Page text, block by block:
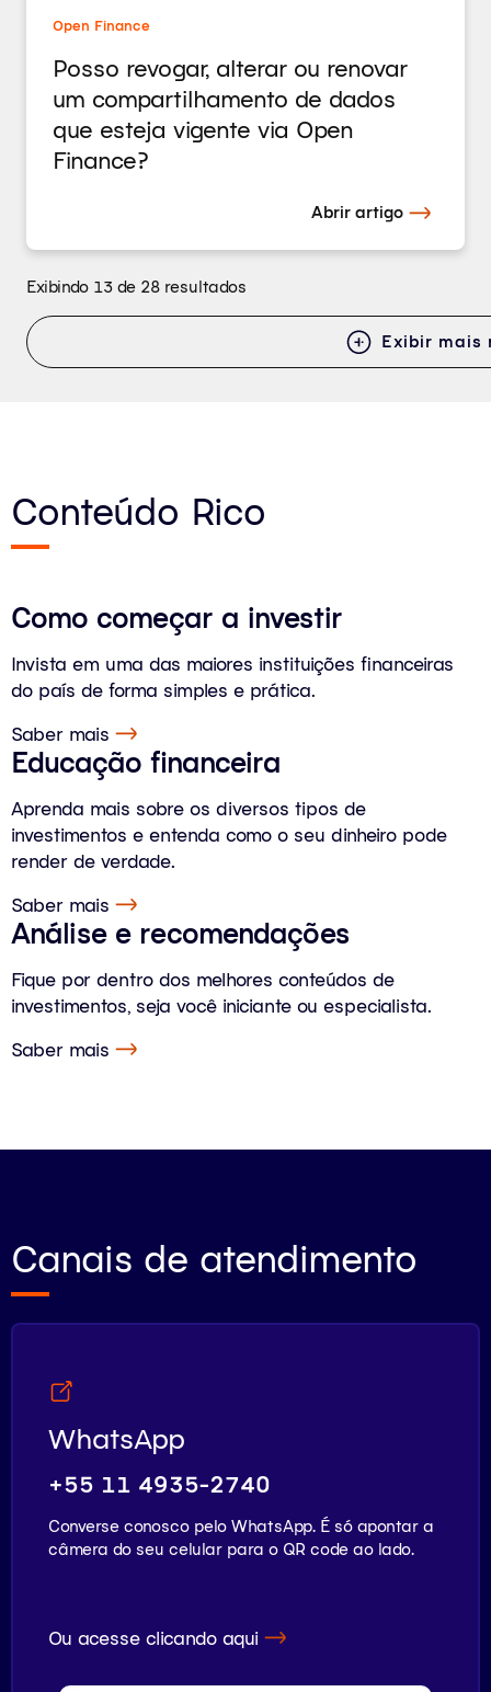
Open Finance
Posso revogar, alterar ou renovar
um compartilhamento de dados
que esteja vigente via Open
Finance?
Abrir artigo
Exibindo 13 de 28 resultados
Exibir mais
Conteúdo Rico
Como começar a investir
Invista em uma das maiores instituições financeiras
do país de forma simples e prática.
Saber mais
Educação financeira
Aprenda mais sobre os diversos tipos de
investimentos e entenda como o seu dinheiro pode
render de verdade.
Saber mais
Análise e recomendações
Fique por dentro dos melhores conteúdos de
investimentos, seja você iniciante ou especialista.
Saber mais
Canais de atendimento
WhatsApp
+55 11 4935-2740
Converse conosco pelo WhatsApp. É só apontar a
câmera do seu celular para o QR code ao lado.
Ou acesse clicando aqui